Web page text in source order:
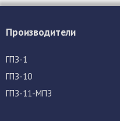
Производители
ГПЗ-1
ГПЗ-10
ГПЗ-11-МПЗ